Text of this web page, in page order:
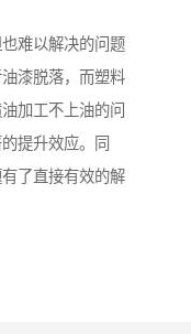
难以解决的问题
漆脱落，而塑料
加工不上油的问
提升效应。同
了直接有效的解